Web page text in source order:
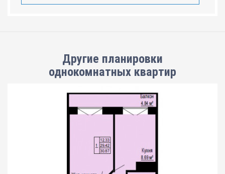
Другие планировки
однокомнатных квартир